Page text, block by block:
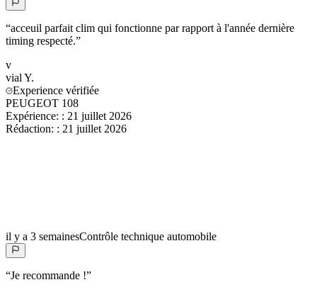
“acceuil parfait clim qui fonctionne par rapport à l'année dernière
timing respecté.”
v
vial Y.
Experience vérifiée
PEUGEOT 108
Expérience: : 21 juillet 2026
Rédaction: : 21 juillet 2026
il y a 3 semainesContrôle technique automobile
“Je recommande !”